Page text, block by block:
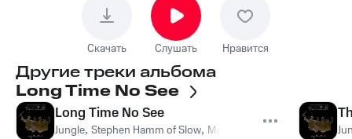
Скачать Слушать Нравится
Другие треки альбома
Long Time No See
Long Time No See
Jungle, Stephen Hamm of Slow, Mark Kleiner